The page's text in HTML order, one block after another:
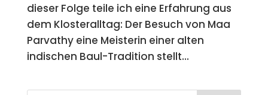
dieser Folge teile ich eine Erfahrung aus
dem Klosteralltag: Der Besuch von Maa
Parvathy eine Meisterin einer alten
indischen Baul-Tradition stellt...